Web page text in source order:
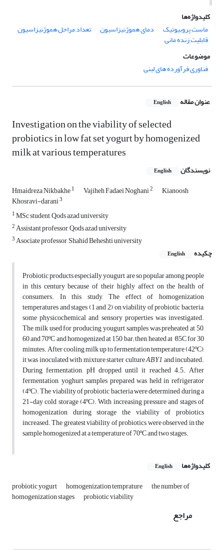
کلیدواژه‌ها
ماست پروبیوتیک
دمای هموژنیزاسیون تعداد مراحل هموژنیزاسیون
قابلیت زنده مانی
موضوعات
فناوری فرآورده های لبنی
عنوان مقاله English
Investigation on the viability of selected
probiotics in low fat set yogurt by homogenized
milk at various temperatures
نویسندگان English
Hmaidreza Nikbakhe1 Vajiheh Fadaei Noghani2 Kianoosh
Khosravi-darani3
1MSc student, Qods azad university
2Assistant professor, Qods azad university
3Asociate professor, Shahid Beheshti university
چکیده
English
Probiotic products especially yougurt are so popular among people
in this century because of their highly affect on the health of
consumers. In this study, The effect of homogenization
temperatures and stages (1 and 2) on viability of probiotic bacteria,
some physicochemical and sensory properties was investigated.
The milk used for producing yougurt samples was preheated at 50,
60 and 70ºC and homogenized at 150 bar; then, heated at °85C for 30
minutes. After cooling milk up to fermentation temperature (42ºC),
it was inoculated with mixture starter cultureABY1and incubated.
During fermentation, pH dropped until it reached 4.5. After
fermentation, yoghurt samples prepared was held in refrigerator
(4ºC). The viability of probiotic bacteria were determined during a
21-day cold storage (4ºC). With increasing pressure and stages of
homogenization during storage the viability of probiotics
increased. The greatest viability of probiotics were observed in the
sample homogenized at a temperature of 70ºC and two stages.
کلیدواژه‌ها English
probiotic yogurt homogenization temprature the number of
homogenization stages probiotic viability
مراجع